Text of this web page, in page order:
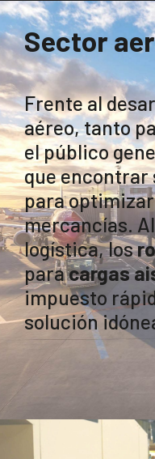
Sector
Frente al
aéreo, tanto
el público
que encontrar
para
mercancías.
logística, los
paracargas
impuesto
solución